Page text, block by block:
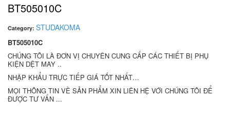
BT505010C
Category: STUDAKOMA
BT505010C
CHÚNG TÔI LÀ ĐƠN VỊ CHUYÊN CUNG CẤP CÁC THIẾT BỊ PHỤ
KIỆN DỆT MAY ..
NHẬP KHẨU TRỰC TIẾP GIÁ TỐT NHẤT…
MỌI THÔNG TIN VỀ SẢN PHẨM XIN LIÊN HỆ VỚI CHÚNG TÔI ĐỂ
ĐƯỢC TƯ VẤN ...